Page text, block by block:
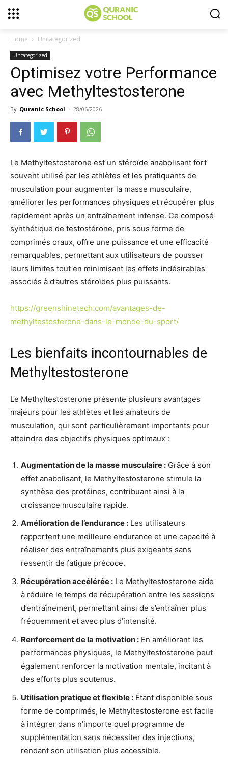
Home Uncategorized
Uncategorized
Optimisez votre Performance
avec Methyltestosterone
By Quranic School - 28/06/2026
Le Methyltestosterone est un stéroïde anabolisant fort
souvent utilisé par les athlètes et les pratiquants de
musculation pour augmenter la masse musculaire,
améliorer les performances physiques et récupérer plus
rapidement après un entraînement intense. Ce composé
synthétique de testostérone, pris sous forme de
comprimés oraux, offre une puissance et une efficacité
remarquables, permettant aux utilisateurs de pousser
leurs limites tout en minimisant les effets indésirables
associés à d’autres stéroïdes plus puissants.
https://greenshinetech.com/avantages-de-
methyltestosterone-dans-le-monde-du-sport/
Les bienfaits incontournables de
Methyltestosterone
Le Methyltestosterone présente plusieurs avantages
majeurs pour les athlètes et les amateurs de
musculation, qui sont particulièrement importants pour
atteindre des objectifs physiques optimaux :
Augmentation de la masse musculaire : Grâce à son
effet anabolisant, le Methyltestosterone stimule la
synthèse des protéines, contribuant ainsi à la
croissance musculaire rapide.
Amélioration de l’endurance : Les utilisateurs
rapportent une meilleure endurance et une capacité à
réaliser des entraînements plus exigeants sans
ressentir de fatigue précoce.
Récupération accélérée : Le Methyltestosterone aide
à réduire le temps de récupération entre les sessions
d’entraînement, permettant ainsi de s’entraîner plus
fréquemment et avec plus d’intensité.
Renforcement de la motivation : En améliorant les
performances physiques, le Methyltestosterone peut
également renforcer la motivation mentale, incitant à
des efforts plus soutenus.
Utilisation pratique et flexible : Étant disponible sous
forme de comprimés, le Methyltestosterone est facile
à intégrer dans n’importe quel programme de
supplémentation sans nécessiter des injections,
rendant son utilisation plus accessible.